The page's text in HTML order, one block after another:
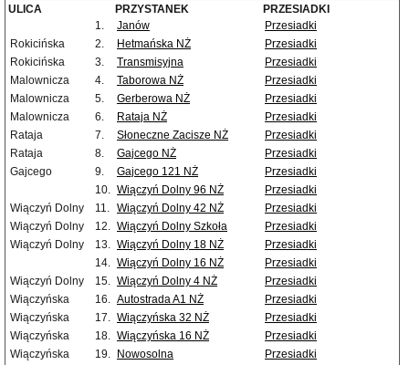
ULICA PRZYSTANEK
PRZESIADKI
1.
Janów
Przesiadki
Rokicińska
2. Hetmańska NŻ
Przesiadki
Rokicińska
3. Transmisyjna
Przesiadki
Malownicza
4. Taborowa NŻ
Przesiadki
Malownicza
5. Gerberowa NŻ
Przesiadki
Malownicza
6. Rataja NŻ
Przesiadki
Rataja
7. Słoneczne Zacisze NŻ
Przesiadki
Rataja
8. Gajcego NŻ
Przesiadki
Gajcego
9. Gajcego 121 NŻ
Przesiadki
10. Wiączyń Dolny 96 NŻ
Przesiadki
Wiączyń Dolny
11. Wiączyń Dolny 42 NŻ
Przesiadki
Wiączyń Dolny
12. Wiączyń Dolny Szkoła
Przesiadki
Wiączyń Dolny
13. Wiączyń Dolny 18 NŻ
Przesiadki
14. Wiączyń Dolny 16 NŻ
Przesiadki
Wiączyń Dolny
15. Wiączyń Dolny 4 NŻ
Przesiadki
Wiączyńska
16. Autostrada A1 NŻ
Przesiadki
Wiączyńska
17. Wiączyńska 32 NŻ
Przesiadki
Wiączyńska
18. Wiączyńska 16 NŻ
Przesiadki
Wiączyńska
19. Nowosolna
Przesiadki